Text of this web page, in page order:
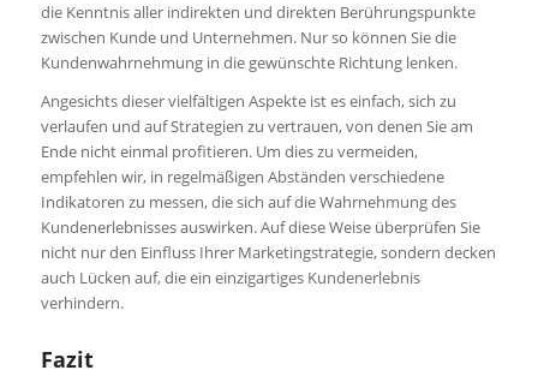
die Kenntnis aller indirekten und direkten Berührungspunkte
zwischen Kunde und Unternehmen. Nur so können Sie die
Kundenwahrnehmung in die gewünschte Richtung lenken.
Angesichts dieser vielfältigen Aspekte ist es einfach, sich zu
verlaufen und auf Strategien zu vertrauen, von denen Sie am
Ende nicht einmal profitieren. Um dies zu vermeiden,
empfehlen wir, in regelmäßigen Abständen verschiedene
Indikatoren zu messen, die sich auf die Wahrnehmung des
Kundenerlebnisses auswirken. Auf diese Weise überprüfen Sie
nicht nur den Einfluss Ihrer Marketingstrategie, sondern decken
auch Lücken auf, die ein einzigartiges Kundenerlebnis
verhindern.
Fazit